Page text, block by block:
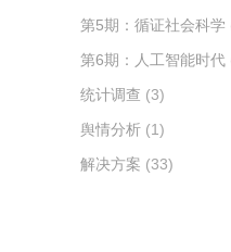
第5期：循证社会科学
第6期：人工智能时代
统计调查 (3)
舆情分析 (1)
解决方案 (33)